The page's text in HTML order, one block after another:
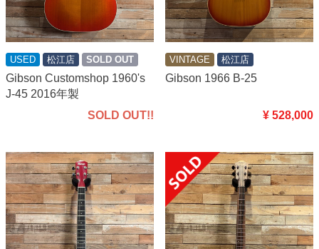
USED 松江店 SOLD OUT
Gibson Customshop 1960's
J-45 2016年製
SOLD OUT!!
VINTAGE 松江店
Gibson 1966 B-25
¥ 528,000